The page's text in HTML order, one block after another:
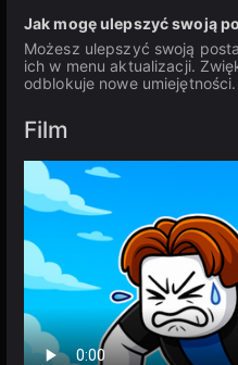
Jak mogę ulepszyć swoją
Możesz ulepszyć swoją
ich w menu aktualizacji.
odblokuje nowe umiejętności.
Film